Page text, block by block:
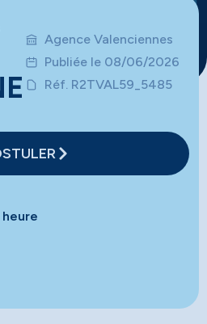
Agence Valenciennes
Publiée le 08/06/2026
Réf. R2TVAL59_5485
heure